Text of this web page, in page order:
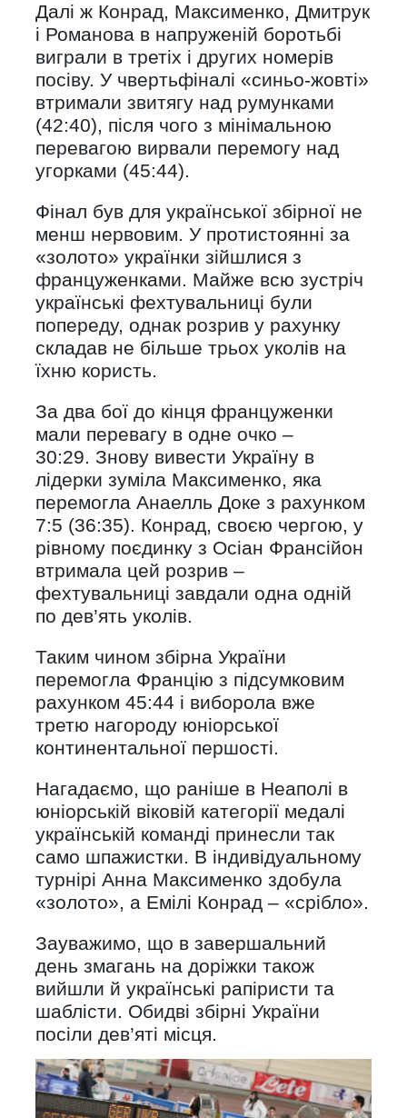
Далі ж Конрад, Максименко, Дмитрук
і Романова в напруженій боротьбі
виграли в третіх і других номерів
посіву. У чвертьфіналі «синьо-жовті»
втримали звитягу над румунками
(42:40), після чого з мінімальною
перевагою вирвали перемогу над
угорками (45:44).
Фінал був для української збірної не
менш нервовим. У протистоянні за
«золото» українки зійшлися з
француженками. Майже всю зустріч
українські фехтувальниці були
попереду, однак розрив у рахунку
складав не більше трьох уколів на
їхню користь.
За два бої до кінця француженки
мали перевагу в одне очко –
30:29. Знову вивести Україну в
лідерки зуміла Максименко, яка
перемогла Анаелль Доке з рахунком
7:5 (36:35). Конрад, своєю чергою, у
рівному поєдинку з Осіан Франсійон
втримала цей розрив –
фехтувальниці завдали одна одній
по дев’ять уколів.
Таким чином збірна України
перемогла Францію з підсумковим
рахунком 45:44 і виборола вже
третю нагороду юніорської
континентальної першості.
Нагадаємо, що раніше в Неаполі в
юніорській віковій категорії медалі
українській команді принесли так
само шпажистки. В індивідуальному
турнірі Анна Максименко здобула
«золото», а Емілі Конрад – «срібло».
Зауважимо, що в завершальний
день змагань на доріжки також
вийшли й українські рапіристи та
шаблісти. Обидві збірні України
посіли дев’яті місця.